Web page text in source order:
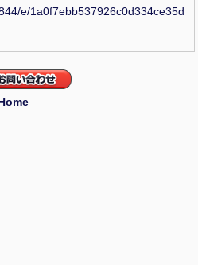
e/1a0f7ebb537926c0d334ce35d